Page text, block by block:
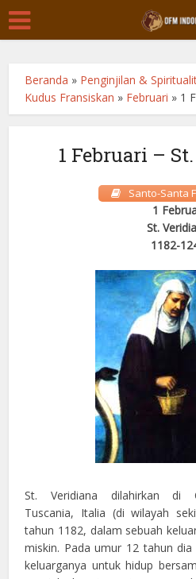
Beranda » Penginjilan &
Kudus Fransiskan » Februari » 1
1 Februari –
Santo-Santa
1
St.
1182-
St. Veridiana dilahirkan di
Tuscania, Italia (di wilayah
tahun 1182, dalam sebuah
miskin. Pada umur 12 tahun
keluarganya untuk hidup